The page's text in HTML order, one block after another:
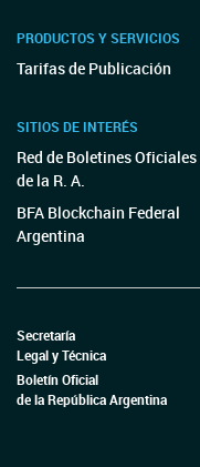
PRODUCTOS Y SERVICIOS
Tarifas de Publicación
SITIOS DE INTERÉS
Red de Boletines Oficiales
de la R. A.
BFA Blockchain Federal
Argentina
Secretaría
Legal y Técnica
Boletín Oficial
de la República Argentina